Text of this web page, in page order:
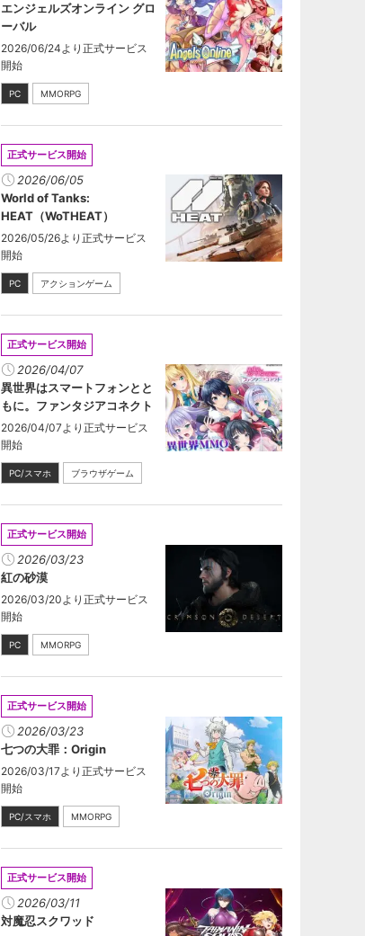
エンジェルズオンライン グロ
ーバル
2026/06/24より正式サービス
開始
PC MMORPG
正式サービス開始
2026/06/05
World of Tanks:
HEAT（WoTHEAT）
2026/05/26より正式サービス
開始
PC アクションゲーム
正式サービス開始
2026/04/07
異世界はスマートフォンとと
もに。ファンタジアコネクト
2026/04/07より正式サービス
開始
PC/スマホ ブラウザゲーム
正式サービス開始
2026/03/23
紅の砂漠
2026/03/20より正式サービス
開始
PC MMORPG
正式サービス開始
2026/03/23
七つの大罪：Origin
2026/03/17より正式サービス
開始
PC/スマホ MMORPG
正式サービス開始
2026/03/11
対魔忍スクワッド